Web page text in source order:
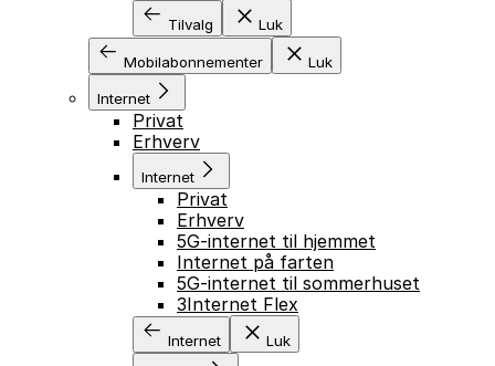
Tilvalg Luk
Mobilabonnementer Luk
Internet
Privat
Erhverv
Internet
Privat
Erhverv
5G-internet til hjemmet
Internet på farten
5G-internet til sommerhuset
3Internet Flex
Internet Luk